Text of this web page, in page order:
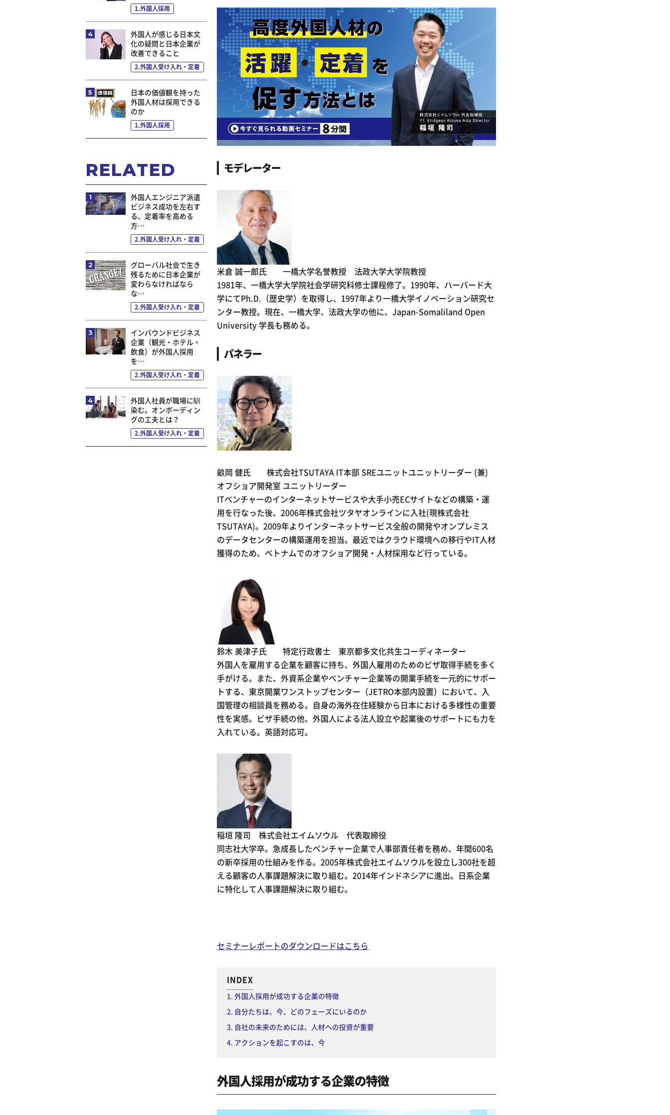
1.外国人採用
外国人が感じる日本文
化の疑問と日本企業が
改善できること
2.外国人受け入れ・定着
日本の価値観を持った
外国人材は採用できる
のか
1.外国人採用
RELATED
外国人エンジニア派遣
ビジネス成功を左右す
る、定着率を高める
方…
2.外国人受け入れ・定着
グローバル社会で生き
残るために日本企業が
変わらなければなら
な…
2.外国人受け入れ・定着
インバウンドビジネス
企業（観光・ホテル・
飲食）が外国人採用
を…
2.外国人受け入れ・定着
外国人社員が職場に馴
染む。オンボーディン
グの工夫とは？
2.外国人受け入れ・定着
モデレーター
米倉 誠一郎氏 一橋大学名誉教授 法政大学大学院教授
1981年、一橋大学大学院社会学研究科修士課程修了。1990年、ハーバード大
学にてPh.D.（歴史学）を取得し、1997年より一橋大学イノベーション研究セ
ンター教授。現在、一橋大学、法政大学の他に、Japan-Somaliland Open
University 学長も務める。
パネラー
畝岡 健氏 株式会社TSUTAYA IT本部 SREユニットユニットリーダー (兼)
オフショア開発室 ユニットリーダー
ITベンチャーのインターネットサービスや大手小売ECサイトなどの構築・運
用を行なった後、2006年株式会社ツタヤオンラインに入社(現株式会社
TSUTAYA)。2009年よりインターネットサービス全般の開発やオンプレミス
のデータセンターの構築運用を担当。最近ではクラウド環境への移行やIT人材
獲得のため、ベトナムでのオフショア開発・人材採用など行っている。
鈴木 美津子氏 特定行政書士 東京都多文化共生コーディネーター
外国人を雇用する企業を顧客に持ち、外国人雇用のためのビザ取得手続を多く
手がける。また、外資系企業やベンチャー企業等の開業手続を一元的にサポー
トする、東京開業ワンストップセンター（JETRO本部内設置）において、入
国管理の相談員を務める。自身の海外在住経験から日本における多様性の重要
性を実感。ビザ手続の他、外国人による法人設立や起業後のサポートにも力を
入れている。英語対応可。
稲垣 隆司 株式会社エイムソウル 代表取締役
同志社大学卒。急成長したベンチャー企業で人事部責任者を務め、年間600名
の新卒採用の仕組みを作る。2005年株式会社エイムソウルを設立し300社を超
える顧客の人事課題解決に取り組む。2014年インドネシアに進出。日系企業
に特化して人事課題解決に取り組む。
セミナーレポートのダウンロードはこちら
INDEX
外国人採用が成功する企業の特徴
自分たちは、今、どのフェーズにいるのか
自社の未来のためには、人材への投資が重要
アクションを起こすのは、今
外国人採用が成功する企業の特徴